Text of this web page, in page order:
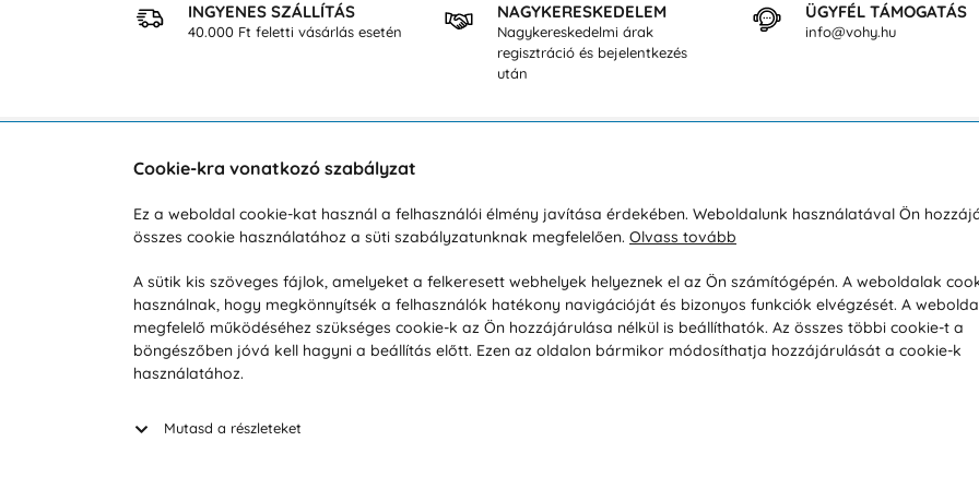
INGYENES SZÁLLÍTÁS
40.000 Ft feletti vásárlás esetén
NAGYKERESKEDELEM
Nagykereskedelmi árak
regisztráció és bejelentkezés
után
ÜGYFÉL TÁMOGATÁS
info@vohy.hu
Hétköznap 8:00-tól 16:00-ig
info@vohy.hu
Reklamáció / Áru visszaküldése
Szállítás és fizetés
Üzleti feltételek
Visszaküldési politika
Társaságról
Magánélet
Tanácsadó iroda
Cookie-kra vonatkozó szabályzat
Ez a weboldal cookie-kat használ a felhasználói élmény javítása érdekében. Weboldalunk használatával Ön
összes cookie használatához a süti szabályzatunknak megfelelően. Olvass tovább
A sütik kis szöveges fájlok, amelyeket a felkeresett webhelyek helyeznek el az Ön számítógépén. A weboldalak
használnak, hogy megkönnyítsék a felhasználók hatékony navigációját és bizonyos funkciók elvégzését. A
megfelelő működéséhez szükséges cookie-k az Ön hozzájárulása nélkül is beállíthatók. Az összes többi cookie-t a
böngészőben jóvá kell hagyni a beállítás előtt. Ezen az oldalon bármikor módosíthatja hozzájárulását a cookie-k
használatához.
Mutasd a részleteket